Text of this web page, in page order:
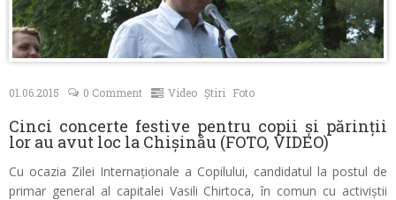
Contacte
01.06.2015 0 Comment Video Știri Foto
Cinci concerte festive pentru copii și părinții
lor au avut loc la Chișinău (FOTO, VIDEO)
Cu ocazia Zilei Internaționale a Copilului, candidatul la postul de
primar general al capitalei Vasili Chirtoca, în comun cu activiștii